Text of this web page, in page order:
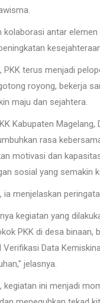
kolaborasi antar
PKK terus menjadi
royong, bekerja
maju dan sejahtera.
Kabupaten
rasa
motivasi dan
sosial yang semakin
ia menjelaskan
kegiatan yang
PKK di desa binaan,
Verifikasi Data
jelasnya.
kegiatan ini menjadi